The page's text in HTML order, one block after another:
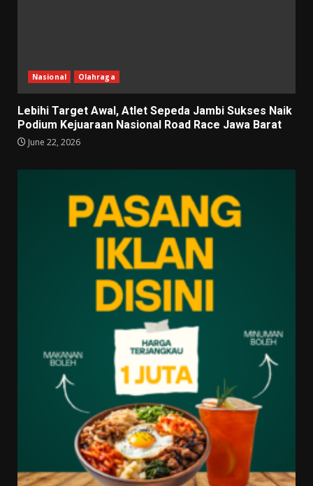
Nasional Olahraga
Lebihi Target Awal, Atlet Sepeda Jambi Sukses Naik
Podium Kejuaraan Nasional Road Race Jawa Barat
June 22, 2026